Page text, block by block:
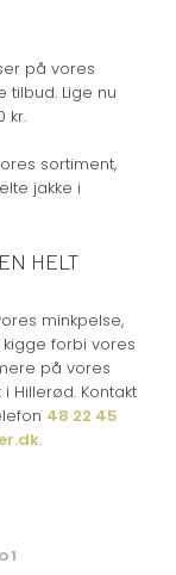
på vores
Lige nu
kr.
sortiment,
jakke i
HELT
minkpelse,
forbi vores
på vores
Hillerød. Kontakt
48 22 45
.​